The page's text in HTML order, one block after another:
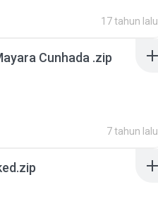
17 tahun lalu
Cunhada .zip
7 tahun lalu